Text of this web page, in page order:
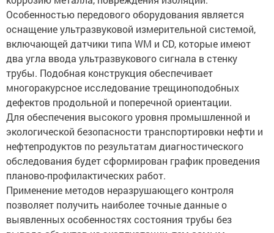
Особенностью передового оборудования является
оснащение ультразвуковой измерительной системой,
включающей датчики типа WM и CD, которые имеют
два угла ввода ультразвукового сигнала в стенку
трубы. Подобная конструкция обеспечивает
многоракурсное исследование трещиноподобных
дефектов продольной и поперечной ориентации.
Для обеспечения высокого уровня промышленной и
экологической безопасности транспортировки нефти и
нефтепродуктов по результатам диагностического
обследования будет сформирован график проведения
планово-профилактических работ.
Применение методов неразрушающего контроля
позволяет получить наиболее точные данные о
выявленных особенностях состояния трубы без
вывода объектов из эксплуатации, тем самым